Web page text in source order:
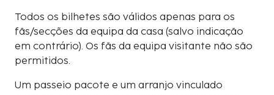
Todos os bilhetes são válidos apenas para os
fãs/secções da equipa da casa (salvo indicação
em contrário). Os fãs da equipa visitante não são
permitidos.
Um passeio pacote e um arranjo vinculado